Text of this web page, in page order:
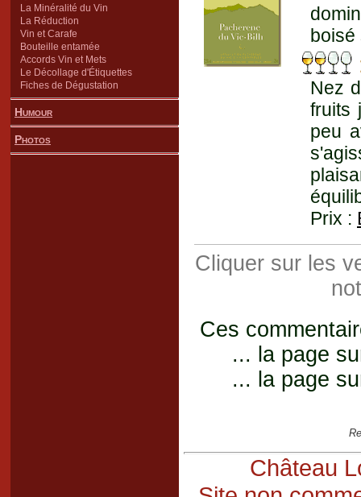
La Minéralité du Vin
La Réduction
Vin et Carafe
Bouteille entamée
Accords Vin et Mets
Le Décollage d'Étiquettes
Fiches de Dégustation
Humour
Photos
boisé
Nez
fruits
peu
Prix :
Cliquer sur les
Ces
... la page
... la page
Château